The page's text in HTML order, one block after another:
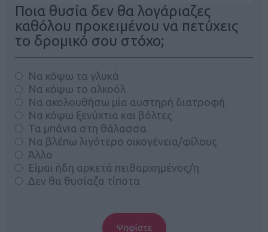
Ποια θυσία δεν θα λογάριαζες
καθόλου προκειμένου να πετύχεις
το δρομικό σου στόχο;
Να κόψω τα γλυκά
Να κόψω το αλκοόλ
Να ακολουθήσω μία αυστηρή διατροφή
Να κόψω ξενύχτια και βόλτες
Τα μπάνια στη θάλασσα
Να βλέπω λιγότερο οικογένεια/φίλους
Άλλο
Είμαι ήδη αρκετά πειθαρχημένος/η
Δεν θα θυσίαζα τίποτα